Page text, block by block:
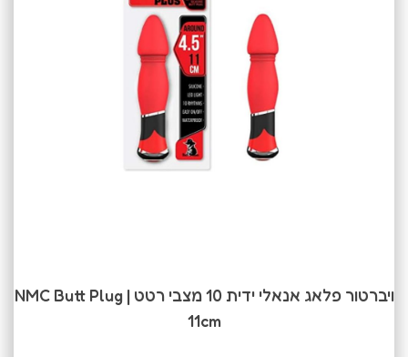
ויברטור פלאג אנאלי ידית 10 מצבי רטט | NMC Butt Plug
11cm